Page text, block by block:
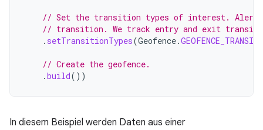
// Set the transition types of interest. Alerts
// transition. We track entry and exit
. setTransitionTypes(Geofence.
// Create the geofence.
.build())
In diesem Beispiel werden Daten aus einer